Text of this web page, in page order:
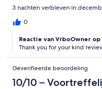
3 nachten verbleven in
0
Reactie van VrboOwner
Thank you for your kind
Geverifieerde beoordeling
10/10 –